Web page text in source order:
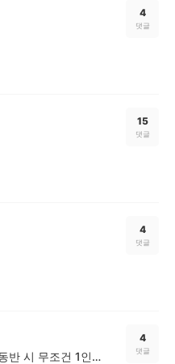
4
댓글
15
댓글
4
댓글
[동네질문] 카페나 식당에서 아이 동반 시 무조건 1인 1메뉴, 이건 문제다 vs 괜찮다?
4
댓글